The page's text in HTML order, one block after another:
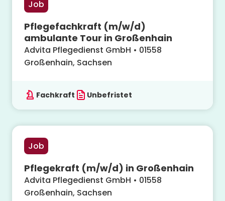
Job
Pflegefachkraft (m/w/d)
ambulante Tour in Großenhain
Advita Pflegedienst GmbH • 01558
Großenhain, Sachsen
Fachkraft Unbefristet
Job
Pflegekraft (m/w/d) in Großenhain
Advita Pflegedienst GmbH • 01558
Großenhain, Sachsen